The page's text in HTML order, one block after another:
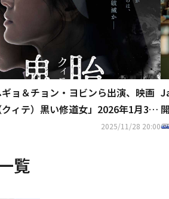
ョ＆チョン・ヨビンら出演、映画
クィテ）黒い修道女」2026年1月30
開！
2025/11/28 20:00
覧